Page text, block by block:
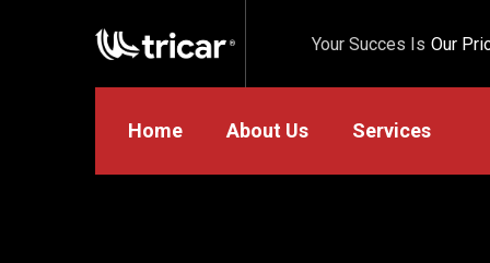
Your Succes Is Our
Home About Us Services